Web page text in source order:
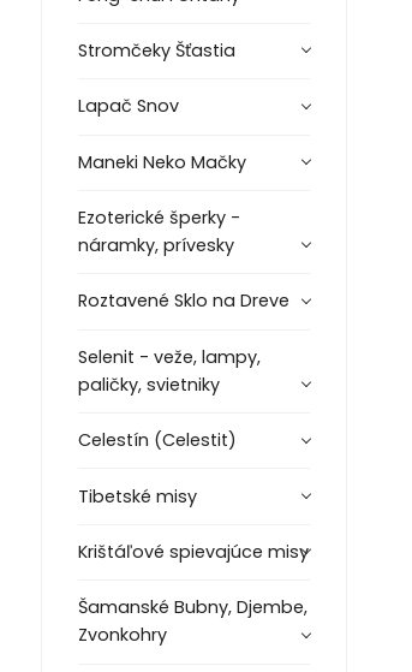
Stromčeky Šťastia
Lapač Snov
Maneki Neko Mačky
Ezoterické šperky -
náramky, prívesky
Roztavené Sklo na Dreve
Selenit - veže, lampy,
paličky, svietniky
Celestín (Celestit)
Tibetské misy
Krištáľové spievajúce misy
Šamanské Bubny, Djembe,
Zvonkohry